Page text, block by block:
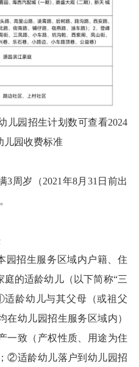
园招生计划数可查看2024
儿园收费标准
岁（2021年8月31日前出
招生服务区域内户籍、住
庭的适龄幼儿（以下简称“三
龄幼儿与其父母（或祖父
在幼儿园招生服务区域内）
一致（产权性质、用途为住
②适龄幼儿落户到幼儿园招